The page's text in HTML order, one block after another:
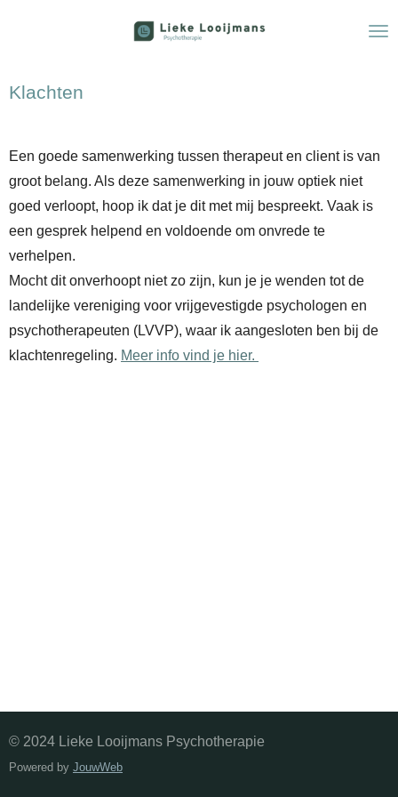
de
Klachten
Een goede samenwerking tussen therapeut en client is van
groot belang. Als deze samenwerking in jouw optiek niet
goed verloopt, hoop ik dat je dit met mij bespreekt. Vaak is
een gesprek helpend en voldoende om onvrede te
verhelpen.
Mocht dit onverhoopt niet zo zijn, kun je je wenden tot de
landelijke vereniging voor vrijgevestigde psychologen en
psychotherapeuten (LVVP), waar ik aangesloten ben bij de
klachtenregeling. Meer info vind je hier.
© 2024 Lieke Looijmans Psychotherapie
Powered by JouwWeb